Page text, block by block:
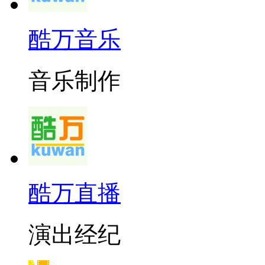
酷万音乐
音乐制作
酷万直播
演出经纪